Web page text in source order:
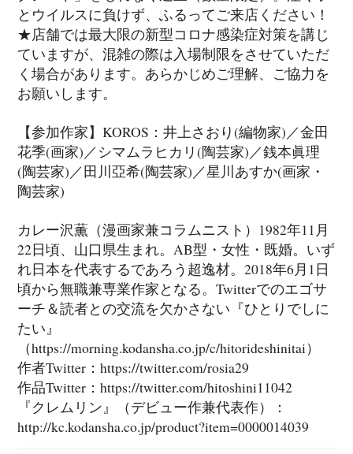
とウイルスに負けず、ふるってご来店ください！
★店舗では最大限の新型コロナ感染症対策を講じ
ていますが、混雑の際は入場制限をさせていただ
く場合があります。あらかじめご理解、ご協力を
お願いします。
【参加作家】KOROS：井上さおり(編物家)／金田
花季(画家)／シマムラヒカリ(陶芸家)／銭本眞理
(陶芸家)／田川亞希(陶芸家)／星川あすか(画家・
陶芸家)
カレー沢薫（漫画家兼コラムニスト）1982年11月
22日頃、山口県生まれ。AB型・女性・既婚。いず
れ日本を代表するであろう超逸材。2018年6月1日
頃から無職兼専業作家となる。Twitterでのエゴサ
ーチ＆読者との交流を欠かさない『ひとりでしに
たい』
（https://morning.kodansha.co.jp/c/hitorideshinitai）
作者Twitter：https://twitter.com/rosia29
作品Twitter：https://twitter.com/hitoshini11042
『クレムリン』（デビュー作兼代表作）：
http://kc.kodansha.co.jp/product?item=0000014039